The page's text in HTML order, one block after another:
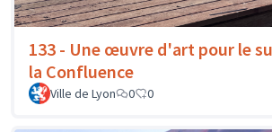
133 - Une œuvre d'art pour le
la Confluence
Ville de Lyon 0 0